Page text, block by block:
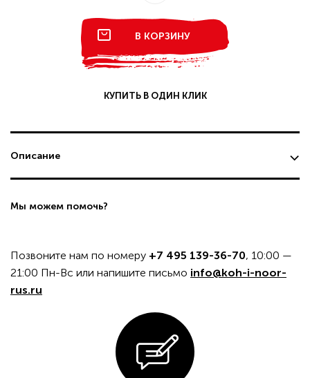
В КОРЗИНУ
КУПИТЬ В ОДИН КЛИК
Описание
Мы можем помочь?
Позвоните нам по номеру +7 495 139-36-70, 10:00 —
21:00 Пн-Вс или напишите письмо info@koh-i-noor-
rus.ru